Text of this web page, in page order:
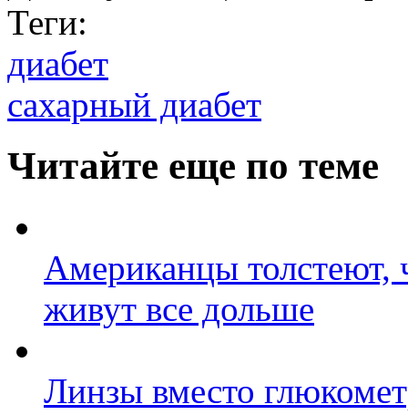
Теги:
диабет
сахарный диабет
Читайте еще по теме
Американцы толстеют,
живут все дольше
Линзы вместо